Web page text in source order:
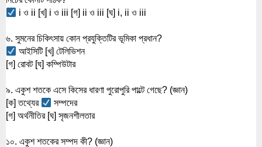
i ও ii [খ] i ও iii [গ] ii ও iii [ঘ] i, ii ও iii
৬. সুমনের চিকিৎসায় কোন প্রযুক্তিটির ভূমিকা প্রধান?
আইসিটি [খ] টেলিভিশন
[গ] রোবট [ঘ] কম্পিউটার
৯. একুশ শতকে এসে কিসের ধারণা পুরোপুরি পাল্টে গেছে? (জ্ঞান)
[ক] তথ্যের
সম্পদের
[গ] অর্থনীতির [ঘ] সৃজনশীলতার
১০. একুশ শতকের সম্পদ কী? (জ্ঞান)